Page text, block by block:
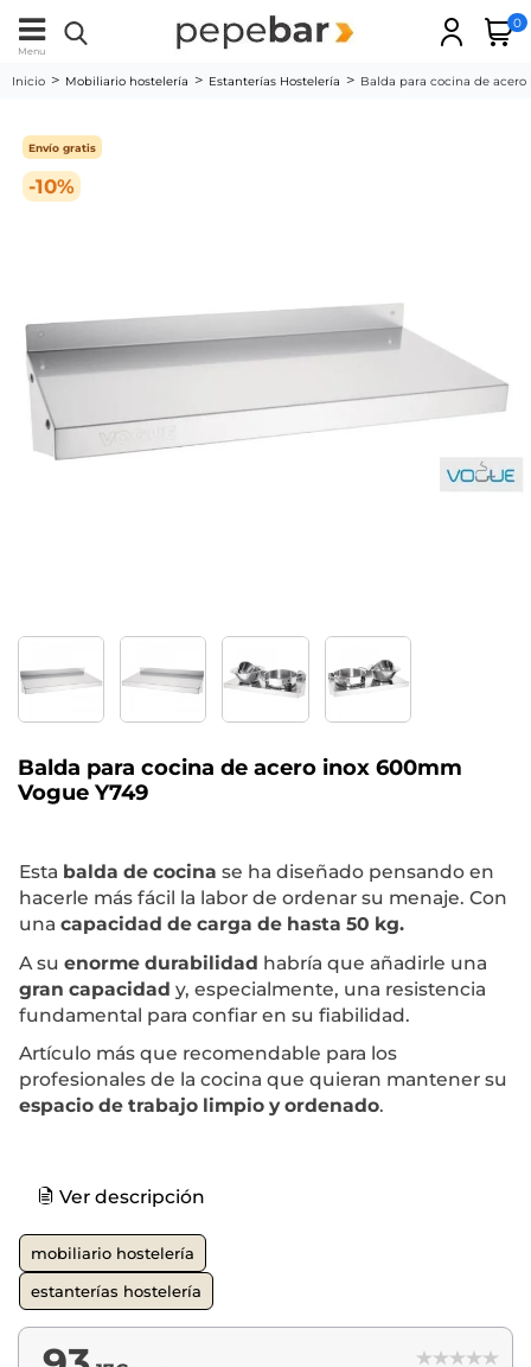
Menu
0
Inicio Mobiliario hostelería Estanterías Hostelería Balda para cocina de
-10%
Envío gratis
Balda para cocina de acero inox 600mm
Vogue Y749
Esta balda de cocina se ha diseñado pensando en
hacerle más fácil la labor de ordenar su menaje. Con
una capacidad de carga de hasta 50 kg.
A su enorme durabilidad habría que añadirle una
gran capacidad y, especialmente, una resistencia
fundamental para confiar en su fiabilidad.
Artículo más que recomendable para los
profesionales de la cocina que quieran mantener su
espacio de trabajo limpio y ordenado.
Ver descripción
mobiliario hostelería
estanterías hostelería